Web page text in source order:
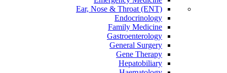
Ear, Nose & Throat (ENT)
Endocrinology
Family Medicine
Gastroenterology
General Surgery
Gene Therapy
Hepatobiliary